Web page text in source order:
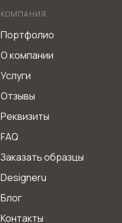
КОМПАНИЯ
Портфолио
О компании
Услуги
Отзывы
Реквизиты
FAQ
Заказать образцы
Designeru
Блог
Контакты